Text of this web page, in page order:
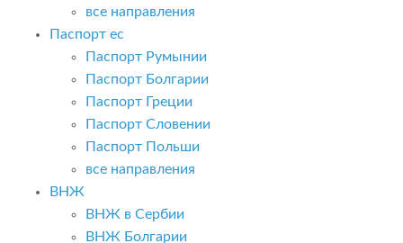
все направления
Паспорт ес
Паспорт Румынии
Паспорт Болгарии
Паспорт Греции
Паспорт Словении
Паспорт Польши
все направления
ВНЖ
ВНЖ в Сербии
ВНЖ Болгарии